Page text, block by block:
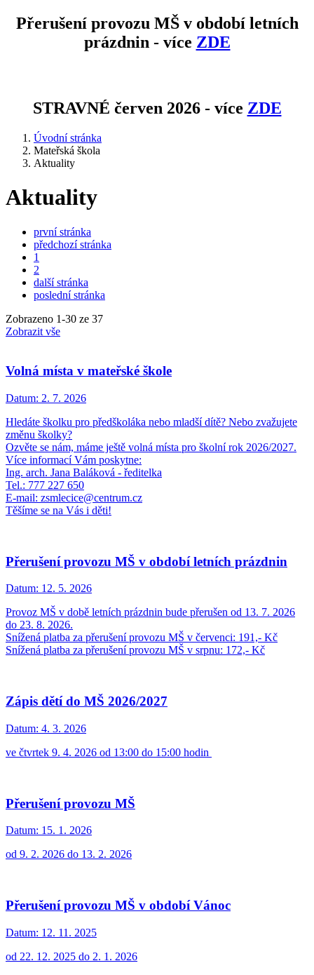
Přerušení provozu MŠ v období letních
prázdnin - více ZDE
STRAVNÉ červen 2026 - více ZDE
Úvodní stránka
Mateřská škola
Aktuality
Aktuality
první stránka
předchozí stránka
1
2
další stránka
poslední stránka
Zobrazeno 1-30 ze 37
Zobrazit vše
Volná místa v mateřské škole
Datum: 2. 7. 2026
Hledáte školku pro předškoláka nebo mladší dítě? Nebo zvažujete
změnu školky?
Ozvěte se nám, máme ještě volná místa pro školní rok 2026/2027.
Více informací Vám poskytne:
Ing. arch. Jana Baláková - ředitelka
Tel.: 777 227 650
E-mail: zsmlecice@centrum.cz
Těšíme se na Vás i děti!
Přerušení provozu MŠ v období letních prázdnin
Datum: 12. 5. 2026
Provoz MŠ v době letních prázdnin bude přerušen od 13. 7. 2026
do 23. 8. 2026.
Snížená platba za přerušení provozu MŠ v červenci: 191,- Kč
Snížená platba za přerušení provozu MŠ v srpnu: 172,- Kč
Zápis dětí do MŠ 2026/2027
Datum: 4. 3. 2026
ve čtvrtek 9. 4. 2026 od 13:00 do 15:00 hodin
Přerušení provozu MŠ
Datum: 15. 1. 2026
od 9. 2. 2026 do 13. 2. 2026
Přerušení provozu MŠ v období Vánoc
Datum: 12. 11. 2025
od 22. 12. 2025 do 2. 1. 2026